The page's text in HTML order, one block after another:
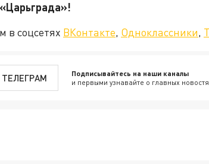
«Царьграда»!
в соцсетях ВКонтакте, Одноклассники,
ТЕЛЕГРАМ Подписывайтесь на наши каналы
и первыми узнавайте о главных